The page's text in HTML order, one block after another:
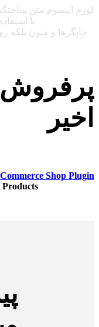
لورم ایپسوم متن
با
چاپگرها و متون بلکه
اخیر
Shop Plugin
Products